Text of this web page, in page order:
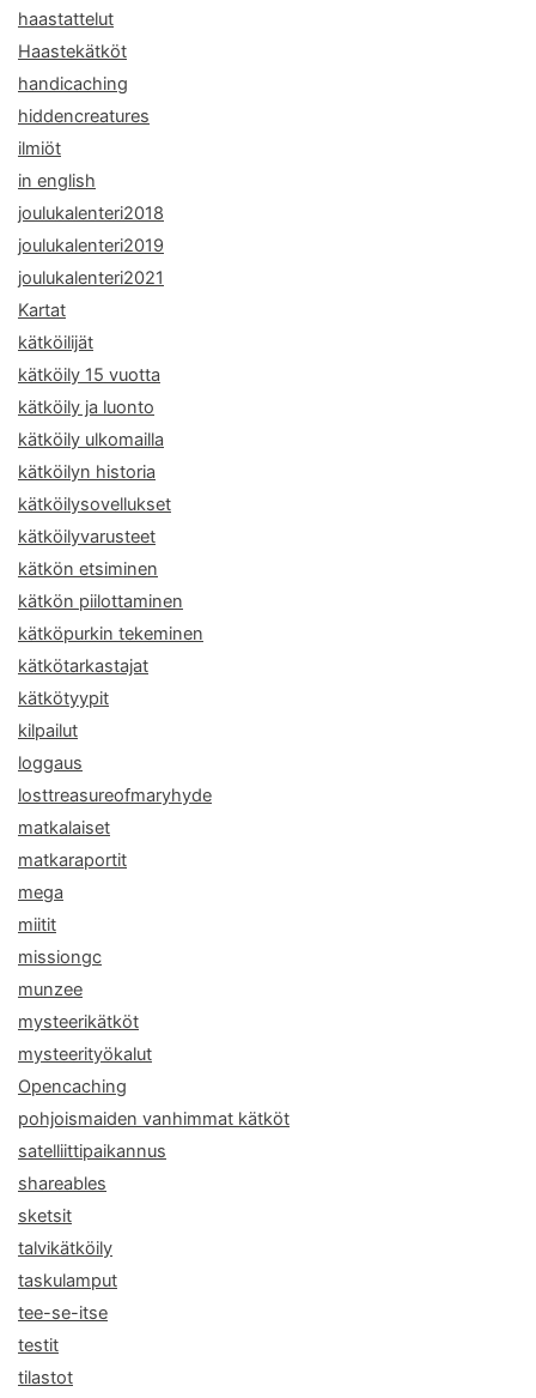
haastattelut
Haastekätköt
handicaching
hiddencreatures
ilmiöt
in english
joulukalenteri2018
joulukalenteri2019
joulukalenteri2021
Kartat
kätköilijät
kätköily 15 vuotta
kätköily ja luonto
kätköily ulkomailla
kätköilyn historia
kätköilysovellukset
kätköilyvarusteet
kätkön etsiminen
kätkön piilottaminen
kätköpurkin tekeminen
kätkötarkastajat
kätkötyypit
kilpailut
loggaus
losttreasureofmaryhyde
matkalaiset
matkaraportit
mega
miitit
missiongc
munzee
mysteerikätköt
mysteerityökalut
Opencaching
pohjoismaiden vanhimmat kätköt
satelliittipaikannus
shareables
sketsit
talvikätköily
taskulamput
tee-se-itse
testit
tilastot